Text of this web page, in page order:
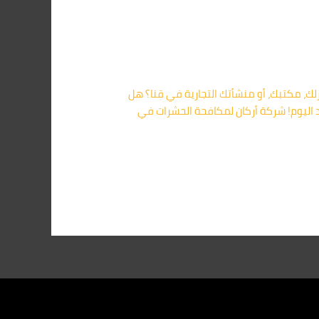
مكتبك، أو منشأتك التجارية في قنا؟ هل
اليوم! شركة أركان لمكافحة الحشرات في